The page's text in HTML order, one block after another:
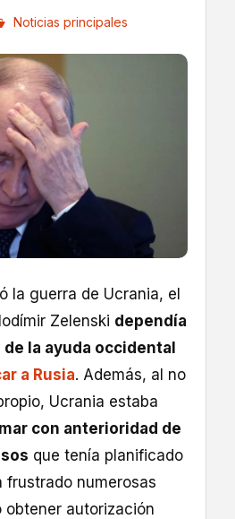
Noticias principales
la guerra de Ucrania, el
Zelenski dependía
la ayuda occidental
a Rusia. Además, al no
Ucrania estaba
con anterioridad de
que tenía planificado
frustrado numerosas
obtener autorización